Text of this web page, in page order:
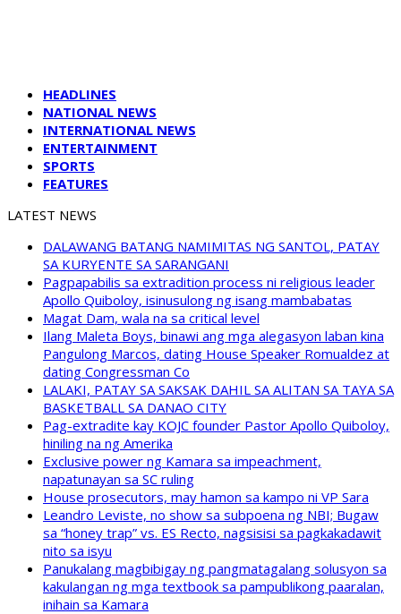
HEADLINES
NATIONAL NEWS
INTERNATIONAL NEWS
ENTERTAINMENT
SPORTS
FEATURES
LATEST NEWS
DALAWANG BATANG NAMIMITAS NG SANTOL, PATAY
SA KURYENTE SA SARANGANI
Pagpapabilis sa extradition process ni religious leader
Apollo Quiboloy, isinusulong ng isang mambabatas
Magat Dam, wala na sa critical level
Ilang Maleta Boys, binawi ang mga alegasyon laban kina
Pangulong Marcos, dating House Speaker Romualdez at
dating Congressman Co
LALAKI, PATAY SA SAKSAK DAHIL SA ALITAN SA TAYA SA
BASKETBALL SA DANAO CITY
Pag-extradite kay KOJC founder Pastor Apollo Quiboloy,
hiniling na ng Amerika
Exclusive power ng Kamara sa impeachment,
napatunayan sa SC ruling
House prosecutors, may hamon sa kampo ni VP Sara
Leandro Leviste, no show sa subpoena ng NBI; Bugaw
sa “honey trap” vs. ES Recto, nagsisisi sa pagkakadawit
nito sa isyu
Panukalang magbibigay ng pangmatagalang solusyon sa
kakulangan ng mga textbook sa pampublikong paaralan,
inihain sa Kamara